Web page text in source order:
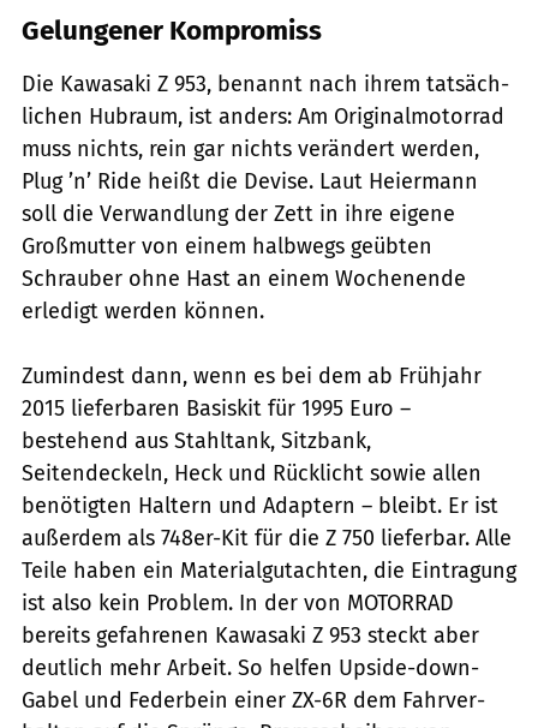
Gelungener Kompromiss
Die Kawasaki Z 953, benannt nach ihrem tatsäch­
lichen Hubraum, ist anders: Am Originalmotorrad
muss nichts, rein gar nichts verändert werden,
Plug ’n’ Ride heißt die Devise. Laut Heiermann
soll die Verwandlung der Zett in ihre eigene
Großmutter von einem halbwegs geübten
Schrauber ohne Hast an einem Wochenende
erledigt werden können.
Zumindest dann, wenn es bei dem ab Frühjahr
2015 lieferbaren Basiskit für 1995 Euro –
bestehend aus Stahltank, Sitzbank,
Seitendeckeln, Heck und Rücklicht sowie allen
benötigten Haltern und Adaptern – bleibt. Er ist
außerdem als 748er-Kit für die Z 750 lieferbar. Alle
Teile haben ein Mate­rialgutachten, die Eintragung
ist also kein ­Problem. In der von ­MOTORRAD
bereits gefahrenen Kawasaki Z 953 steckt aber
deutlich mehr Arbeit. So helfen Upside-down-
Gabel und Federbein einer ZX-6R dem Fahrver­